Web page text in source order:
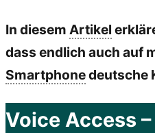
In diesem Artikel
dass endlich auch auf
Smartphonedeutsche
Voice Access